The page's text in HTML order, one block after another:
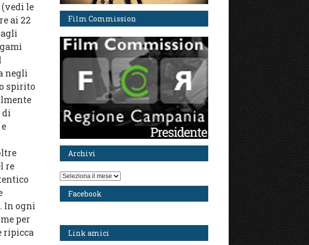
le
ai 22
negli
spirito
di
re
In ogni
per
ripicca
Film Commission
Archivi
Archivi
Facebook
Link amici